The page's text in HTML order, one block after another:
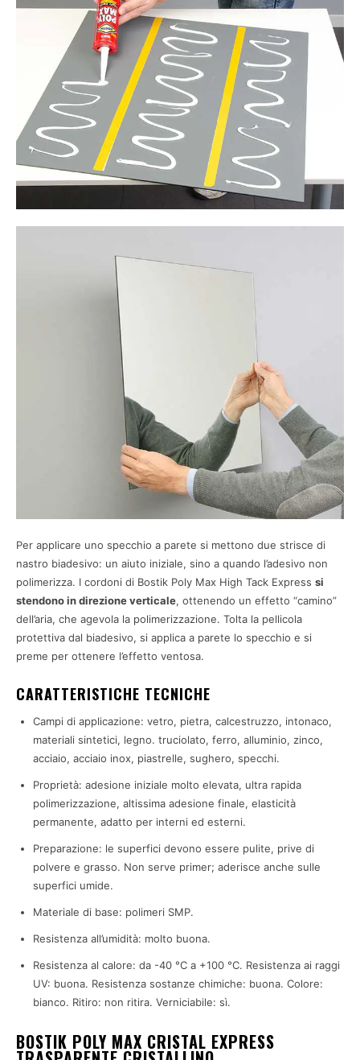
Per applicare uno specchio a parete si mettono due strisce di
nastro biadesivo: un aiuto iniziale, sino a quando l’adesivo non
polimerizza. I cordoni di Bostik Poly Max High Tack Express si
stendono in direzione verticale, ottenendo un effetto “camino”
dell’aria, che agevola la polimerizzazione. Tolta la pellicola
protettiva dal biadesivo, si applica a parete lo specchio e si
preme per ottenere l’effetto ventosa.
CARATTERISTICHE TECNICHE
Campi di applicazione: vetro, pietra, calcestruzzo, intonaco,
materiali sintetici, legno. truciolato, ferro, alluminio, zinco,
acciaio, acciaio inox, piastrelle, sughero, specchi.
Proprietà: adesione iniziale molto elevata, ultra rapida
polimerizzazione, altissima adesione finale, elasticità
permanente, adatto per interni ed esterni.
Preparazione: le superfici devono essere pulite, prive di
polvere e grasso. Non serve primer; aderisce anche sulle
superfici umide.
Materiale di base: polimeri SMP.
Resistenza all’umidità: molto buona.
Resistenza al calore: da -40 °C a +100 °C. Resistenza ai raggi
UV: buona. Resistenza sostanze chimiche: buona. Colore:
bianco. Ritiro: non ritira. Verniciabile: sì.
BOSTIK POLY MAX CRISTAL EXPRESS